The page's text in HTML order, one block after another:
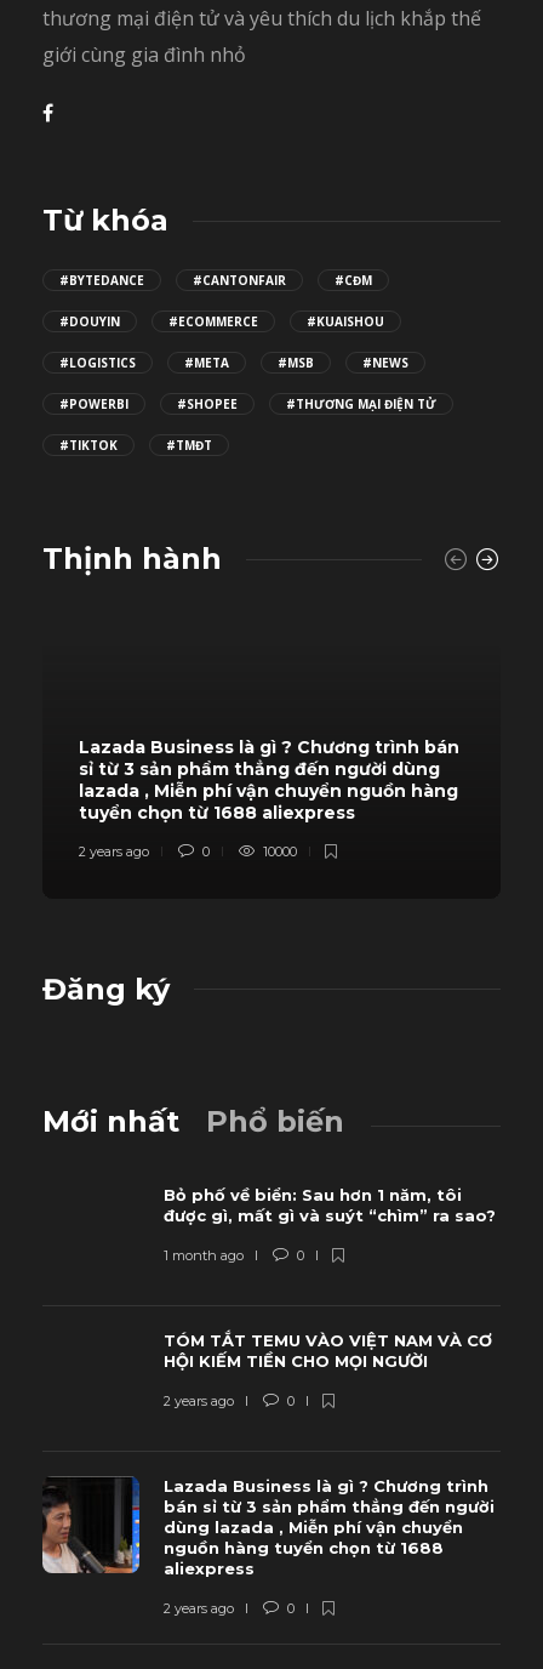
thương mại điện tử và yêu thích du lịch khắp thế
giới cùng gia đình nhỏ
Từ khóa
#BYTEDANCE #CANTONFAIR #CĐM
#DOUYIN #ECOMMERCE #KUAISHOU
#LOGISTICS #META #MSB #NEWS
#POWERBI #SHOPEE #THƯƠNG MẠI ĐIỆN TỬ
#TIKTOK #TMĐT
Thịnh hành
Lazada Business là gì ? Chương trình bán
sỉ từ 3 sản phẩm thẳng đến người dùng
lazada , Miễn phí vận chuyển nguồn hàng
tuyển chọn từ 1688 aliexpress
2 years ago 0 10000
Đăng ký
Mới nhất Phổ biến
Bỏ phố về biển: Sau hơn 1 năm, tôi
được gì, mất gì và suýt “chìm” ra sao?
1 month ago 0
TÓM TẮT TEMU VÀO VIỆT NAM VÀ CƠ
HỘI KIẾM TIỀN CHO MỌI NGƯỜI
2 years ago 0
Lazada Business là gì ? Chương trình
bán sỉ từ 3 sản phẩm thẳng đến người
dùng lazada , Miễn phí vận chuyển
nguồn hàng tuyển chọn từ 1688
aliexpress
2 years ago 0